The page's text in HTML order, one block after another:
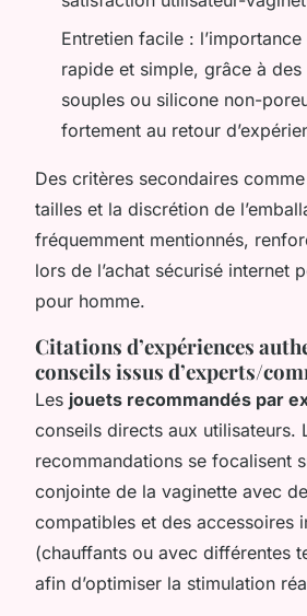
Entretien facile :
rapide et simple, grâce à des
souples ou silicone non-
fortement au retour
Des critères secondaires
tailles et la discrétion de
fréquemment mentionnés,
lors de l’achat sécurisé internet
pour homme.
Citations d’expériences
conseils issus d’experts/
Les jouets recommandés par
conseils directs aux utilisateurs.
recommandations se focalisent
conjointe de la vaginette avec
compatibles et des accessoires
(chauffants ou avec différentes
afin d’optimiser la stimulation